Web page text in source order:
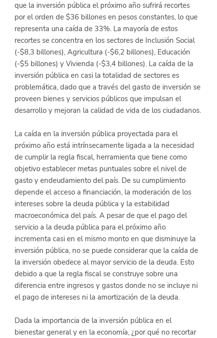
que la inversión pública el próximo año sufrirá recortes
por el orden de $36 billones en pesos constantes, lo que
representa una caída de 33%. La mayoría de estos
recortes se concentra en los sectores de Inclusión Social
(-$8,3 billones), Agricultura (-$6,2 billones), Educación
(-$5 billones) y Vivienda (-$3,4 billones). La caída de la
inversión pública en casi la totalidad de sectores es
problemática, dado que a través del gasto de inversión se
proveen bienes y servicios públicos que impulsan el
desarrollo y mejoran la calidad de vida de los ciudadanos.
La caída en la inversión pública proyectada para el
próximo año está intrínsecamente ligada a la necesidad
de cumplir la regla fiscal, herramienta que tiene como
objetivo establecer metas puntuales sobre el nivel de
gasto y endeudamiento del país. De su cumplimiento
depende el acceso a financiación, la moderación de los
intereses sobre la deuda pública y la estabilidad
macroeconómica del país. A pesar de que el pago del
servicio a la deuda pública para el próximo año
incrementa casi en el mismo monto en que disminuye la
inversión pública, no se puede considerar que la caída de
la inversión obedece al mayor servicio de la deuda. Esto
debido a que la regla fiscal se construye sobre una
diferencia entre ingresos y gastos donde no se incluye ni
el pago de intereses ni la amortización de la deuda.
Dada la importancia de la inversión pública en el
bienestar general y en la economía, ¿por qué no recortar